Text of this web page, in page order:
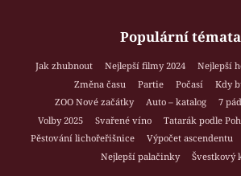
Populární témata
Jak zhubnout Nejlepší filmy 2024 Nejlepší
Změna času
Partie Počasí
Kdy
ZOO Nové začátky
Auto – katalog
7
Volby 2025
Svařené víno Tatarák podle
Pěstování lichořeřišnice
Výpočet ascendentu
Nejlepší palačinky
Švestkový